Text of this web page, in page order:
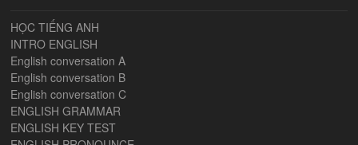
HỌC TIẾNG ANH
INTRO ENGLISH
English conversation A
English conversation B
English conversation C
ENGLISH GRAMMAR
ENGLISH KEY TEST